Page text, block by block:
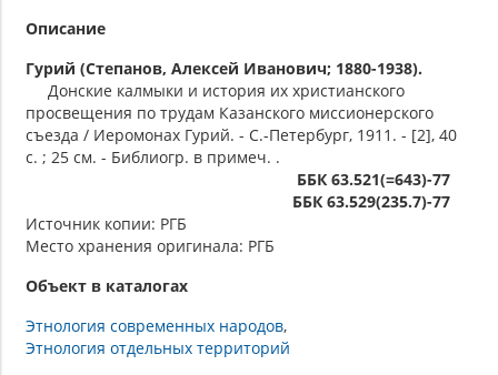
Описание
Гурий (Степанов, Алексей Иванович; 1880-1938).
Донские калмыки и история их христианского
просвещения по трудам Казанского миссионерского
съезда / Иеромонах Гурий. - С.-Петербург, 1911. - [2], 40
с. ; 25 см. - Библиогр. в примеч. .
ББК 63.521(=643)-77
ББК 63.529(235.7)-77
Источник копии: РГБ
Место хранения оригинала: РГБ
Объект в каталогах
Этнология современных народов
Этнология отдельных территорий